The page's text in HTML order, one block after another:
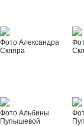
Фото Александра
Скляра
Фото Альбины
Пупышевой